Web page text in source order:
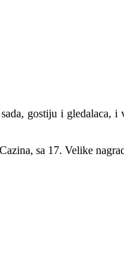
gostiju i gledalaca,
sa 17. Velike